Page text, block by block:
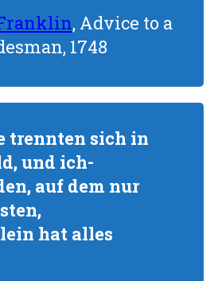
, Advice to a
1748
trennten sich in
und ich-
auf dem nur
hat alles